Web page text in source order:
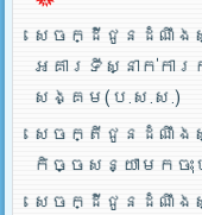
សេចក្ដីជូនដំណឹង
អគារទីស្នាក់កា
សង្គម(ប.ស.ស.)
សេចក្តីជូនដំណឹង
កិច្ចសន្យាមកចុះ
សេចក្ដីជូនដំណឹងស្